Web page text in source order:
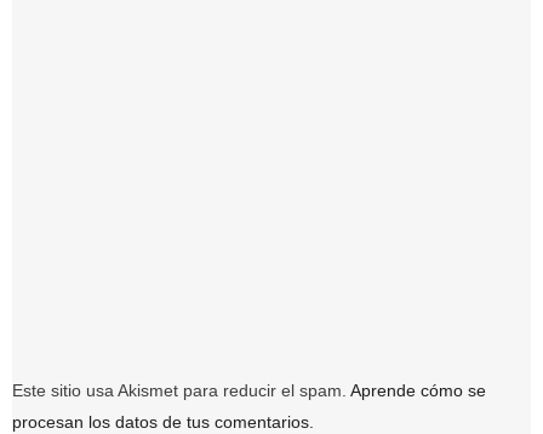
Este sitio usa Akismet para reducir el spam. Aprende cómo se
procesan los datos de tus comentarios.